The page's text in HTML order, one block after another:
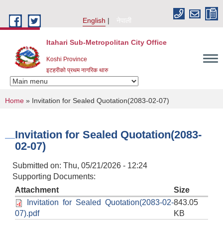
English
नेपाली
Itahari Sub-Metropolitan City Office
Koshi Province
इटहरीको प्रथम नागरिक थारु
You are here
Home » Invitation for Sealed Quotation(2083-02-07)
Invitation for Sealed Quotation(2083-
02-07)
Submitted on: Thu, 05/21/2026 - 12:24
Supporting Documents:
Attachment
Size
Invitation for Sealed Quotation(2083-02-
07).pdf
843.05
KB